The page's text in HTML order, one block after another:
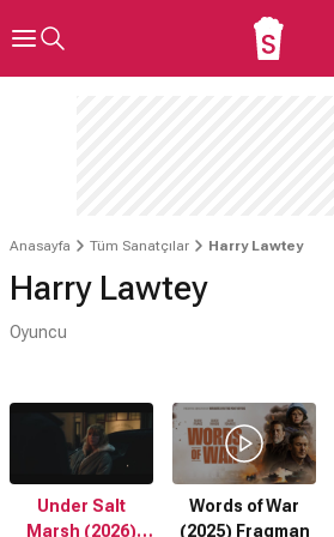
Anasayfa Tüm Sanatçılar Harry Lawtey
Harry Lawtey
Oyuncu
Under Salt
Marsh (2026)
Words of War
(2025) Fragman